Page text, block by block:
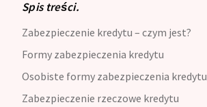
Spis treści.
Zabezpieczenie kredytu – czym jest?
Formy zabezpieczenia kredytu
Osobiste formy zabezpieczenia kredytu
Zabezpieczenie rzeczowe kredytu